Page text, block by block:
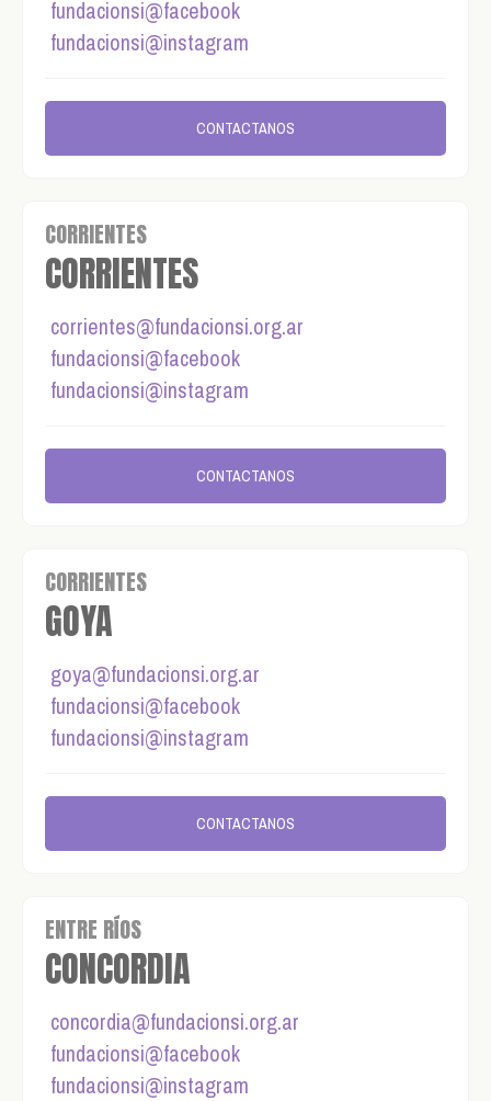
fundacionsi@facebook
fundacionsi@instagram
CONTACTANOS
CORRIENTES
CORRIENTES
corrientes@fundacionsi.org.ar
fundacionsi@facebook
fundacionsi@instagram
CONTACTANOS
CORRIENTES
GOYA
goya@fundacionsi.org.ar
fundacionsi@facebook
fundacionsi@instagram
CONTACTANOS
ENTRE RÍOS
CONCORDIA
concordia@fundacionsi.org.ar
fundacionsi@facebook
fundacionsi@instagram